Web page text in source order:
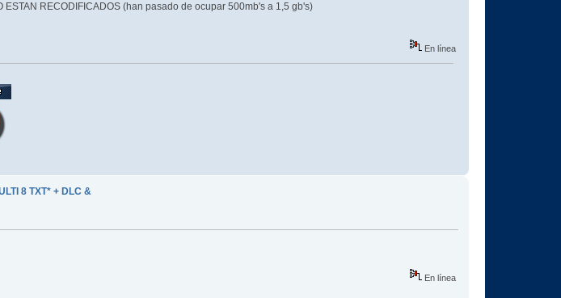
ESTAN RECODIFICADOS (han pasado de ocupar 500mb's a 1,5 gb's)
En línea
8 TXT* + DLC &
En línea